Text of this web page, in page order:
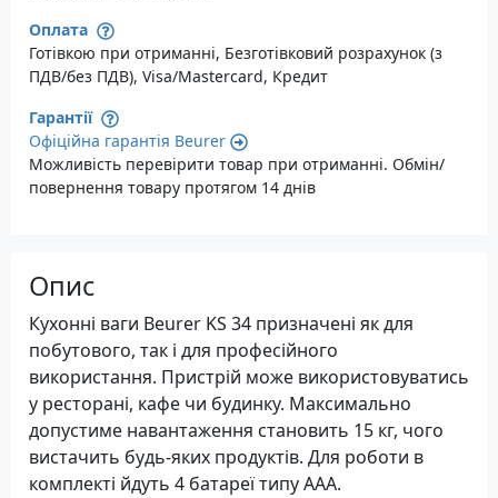
Оплата
Готівкою при отриманні, Безготівковий розрахунок (з
ПДВ/без ПДВ), Visa/Mastercard, Кредит
Гарантії
Офіційна гарантія Beurer
Можливість перевірити товар при отриманні. Обмін/
повернення товару протягом 14 днів
Опис
Кухонні ваги Beurer KS 34 призначені як для
побутового, так і для професійного
використання. Пристрій може використовуватись
у ресторані, кафе чи будинку. Максимально
допустиме навантаження становить 15 кг, чого
вистачить будь-яких продуктів. Для роботи в
комплекті йдуть 4 батареї типу ААА.